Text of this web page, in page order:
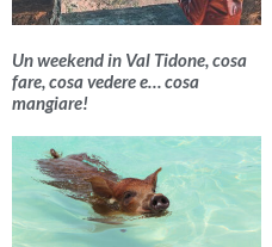
Un weekend in Val Tidone, cosa
fare, cosa vedere e… cosa
mangiare!